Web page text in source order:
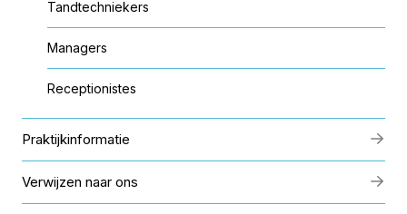
Tandtechniekers
Managers
Receptionistes
Praktijkinformatie
Verwijzen naar ons